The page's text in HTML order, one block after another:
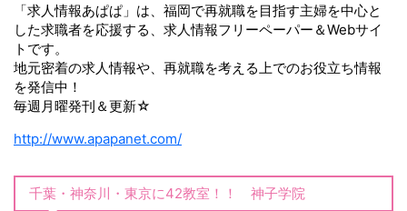
「求人情報あぱぱ」は、福岡で再就職を目指す主婦を中心と
した求職者を応援する、求人情報フリーペーパー＆Webサイ
トです。
地元密着の求人情報や、再就職を考える上でのお役立ち情報
を発信中！
毎週月曜発刊＆更新☆
http://www.apapanet.com/
千葉・神奈川・東京に42教室！！ 神子学院